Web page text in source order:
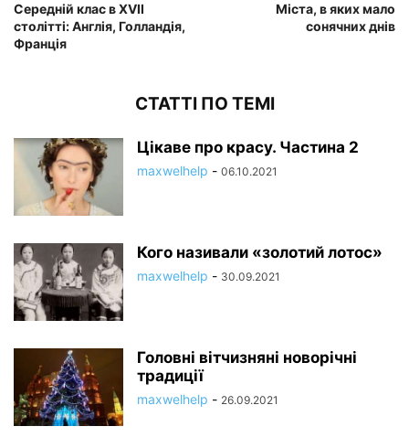
Середній клас в XVII
столітті: Англія, Голландія,
Франція
Міста, в яких мало
сонячних днів
СТАТТІ ПО ТЕМІ
Цікаве про красу. Частина 2
maxwelhelp - 06.10.2021
Кого називали «золотий лотос»
maxwelhelp - 30.09.2021
Головні вітчизняні новорічні
традиції
maxwelhelp - 26.09.2021